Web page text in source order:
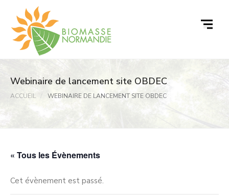
contenu
Webinaire de lancement site OBDEC
ACCUEIL WEBINAIRE DE LANCEMENT SITE OBDEC
« Tous les Évènements
Cet évènement est passé.